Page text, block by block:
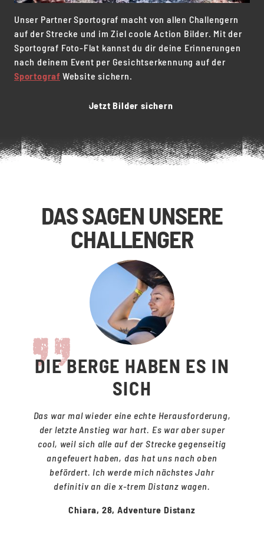
Unser Partner Sportograf macht von allen Challengern
auf der Strecke und im Ziel coole Action Bilder. Mit der
Sportograf Foto-Flat kannst du dir deine Erinnerungen
nach deinem Event per Gesichtserkennung auf der
Sportograf Website sichern.
Jetzt Bilder sichern
DAS SAGEN UNSERE
CHALLENGER
DIE BERGE HABEN ES IN
SICH
Das war mal wieder eine echte Herausforderung,
der letzte Anstieg war hart. Es war aber super
cool, weil sich alle auf der Strecke gegenseitig
angefeuert haben, das hat uns nach oben
befördert. Ich werde mich nächstes Jahr
definitiv an die x-trem Distanz wagen.
Chiara, 28, Adventure Distanz